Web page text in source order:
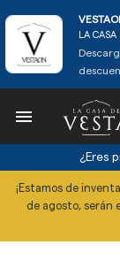
LA CASA

¿Eres
¡Estamos de
de agosto, serán